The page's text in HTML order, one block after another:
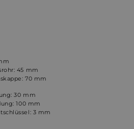
45 mm
70 mm
30 mm
100 mm
3 mm